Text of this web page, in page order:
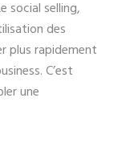
social selling,
des
plus rapidement
C’est
une